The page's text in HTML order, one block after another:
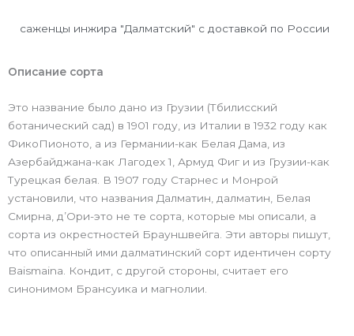
саженцы инжира "Далматский" с доставкой по России
Описание сорта
Это название было дано из Грузии (Тбилисский
ботанический сад) в 1901 году, из Италии в 1932 году как
ФикоПионото, а из Германии-как Белая Дама, из
Азербайджана-как Лагодех 1, Армуд Фиг и из Грузии-как
Турецкая белая. В 1907 году Старнес и Монрой
установили, что названия Далматин, далматин, Белая
Смирна, д’Ори-это не те сорта, которые мы описали, а
сорта из окрестностей Брауншвейга. Эти авторы пишут,
что описанный ими далматинский сорт идентичен сорту
Baismaina. Кондит, с другой стороны, считает его
синонимом Брансуика и магнолии.